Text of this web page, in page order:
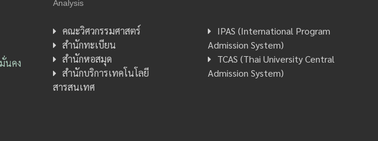
นคง
Analysis
คณะวิศวกรรมศาสตร์
สำนักทะเบียน
สำนักหอสมุด
สำนักบริการเทคโนโลยี
สารสนเทศ
IPAS (International Program
Admission System)
TCAS (Thai University Central
Admission System)